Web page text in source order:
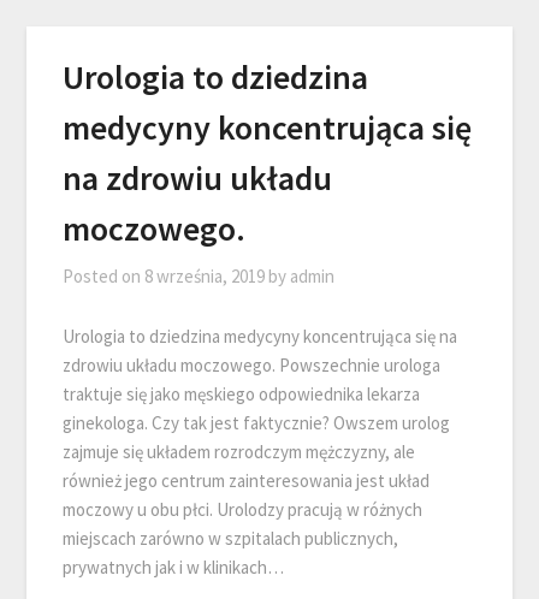
Urologia to dziedzina
medycyny koncentrująca się
na zdrowiu układu
moczowego.
Posted on 8 września, 2019 by admin
Urologia to dziedzina medycyny koncentrująca się na
zdrowiu układu moczowego. Powszechnie urologa
traktuje się jako męskiego odpowiednika lekarza
ginekologa. Czy tak jest faktycznie? Owszem urolog
zajmuje się układem rozrodczym mężczyzny, ale
również jego centrum zainteresowania jest układ
moczowy u obu płci. Urolodzy pracują w różnych
miejscach zarówno w szpitalach publicznych,
prywatnych jak i w klinikach…